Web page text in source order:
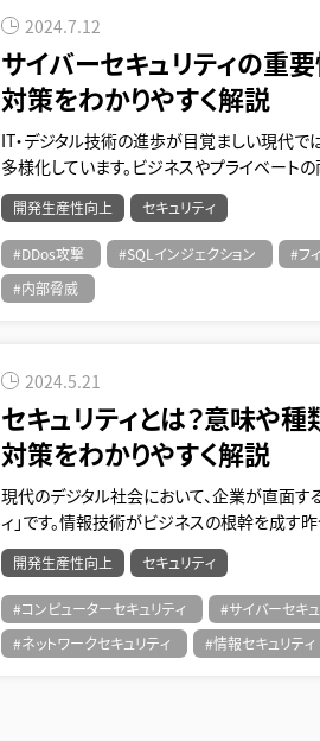
2024.7.12
サイバーセキュリティの重
対策をわかりやすく解説
IT・デジタル技術の進歩が目覚ましい現代で
多様化しています。ビジネスやプライベート
開発生産性向上 セキュリティ
#DDos攻撃 #SQLインジェクション #フ
#内部脅威
2024.5.21
セキュリティとは？意味や種
対策をわかりやすく解説
現代のデジタル社会において、企業が直面す
ィ」です。情報技術がビジネスの根幹を成す
開発生産性向上 セキュリティ
#コンピューターセキュリティ
#サイバーセキ
#ネットワークセキュリティ
#情報セキュリティ